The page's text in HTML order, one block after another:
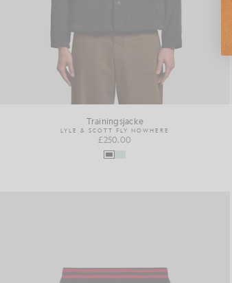
Trainingsjacke
LYLE & SCOTT FLY NOWHERE
£250.00